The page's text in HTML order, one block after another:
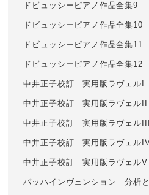
ドビュッシーピアノ作品全集9
ドビュッシーピアノ作品全集10
ドビュッシーピアノ作品全集11
ドビュッシーピアノ作品全集12
中井正子校訂 実用版ラヴェルI
中井正子校訂 実用版ラヴェルII
中井正子校訂 実用版ラヴェルIII
中井正子校訂 実用版ラヴェル
中井正子校訂 実用版ラヴェルV
バッハインヴェンション 分析